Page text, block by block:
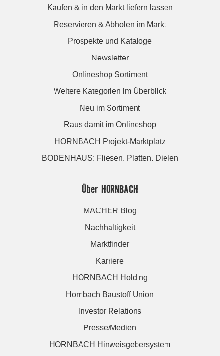
Kaufen & in den Markt liefern lassen
Reservieren & Abholen im Markt
Prospekte und Kataloge
Newsletter
Onlineshop Sortiment
Weitere Kategorien im Überblick
Neu im Sortiment
Raus damit im Onlineshop
HORNBACH Projekt-Marktplatz
BODENHAUS: Fliesen. Platten. Dielen
Über HORNBACH
MACHER Blog
Nachhaltigkeit
Marktfinder
Karriere
HORNBACH Holding
Hornbach Baustoff Union
Investor Relations
Presse/Medien
HORNBACH Hinweisgebersystem